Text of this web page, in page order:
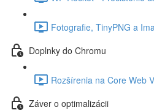
Fotografie, TinyPNG a
Doplnky do Chromu
Rozšírenia na Core Web
Záver o optimalizácii